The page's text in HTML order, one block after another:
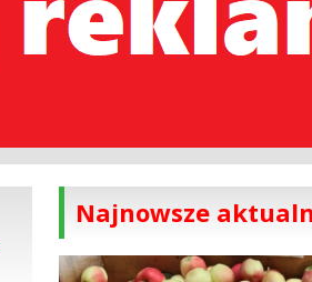
Najnowsze